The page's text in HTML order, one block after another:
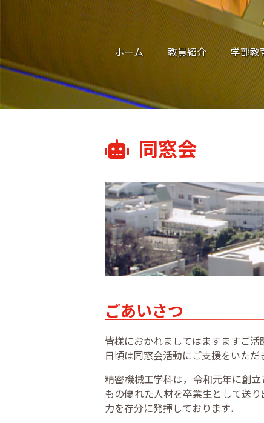
ホーム 教員紹介 学部教
同窓会
ごあいさつ
皆様におかれましてはますますご活
日頃は同窓会活動にご支援をいただ
精密機械工学科は，令和元年に創
もの優れた人材を卒業生として送
力を存分に発揮しております．